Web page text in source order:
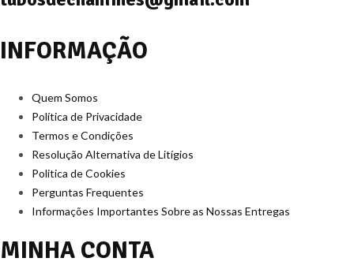
INFORMAÇÃO
Quem Somos
Política de Privacidade
Termos e Condições
Resolução Alternativa de Litígios
Politica de Cookies
Perguntas Frequentes
Informações Importantes Sobre as Nossas Entregas
MINHA CONTA